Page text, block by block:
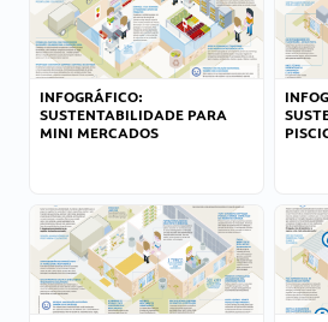
INFOGRÁFICO:
SUSTENTABILIDADE PARA
MINI MERCADOS